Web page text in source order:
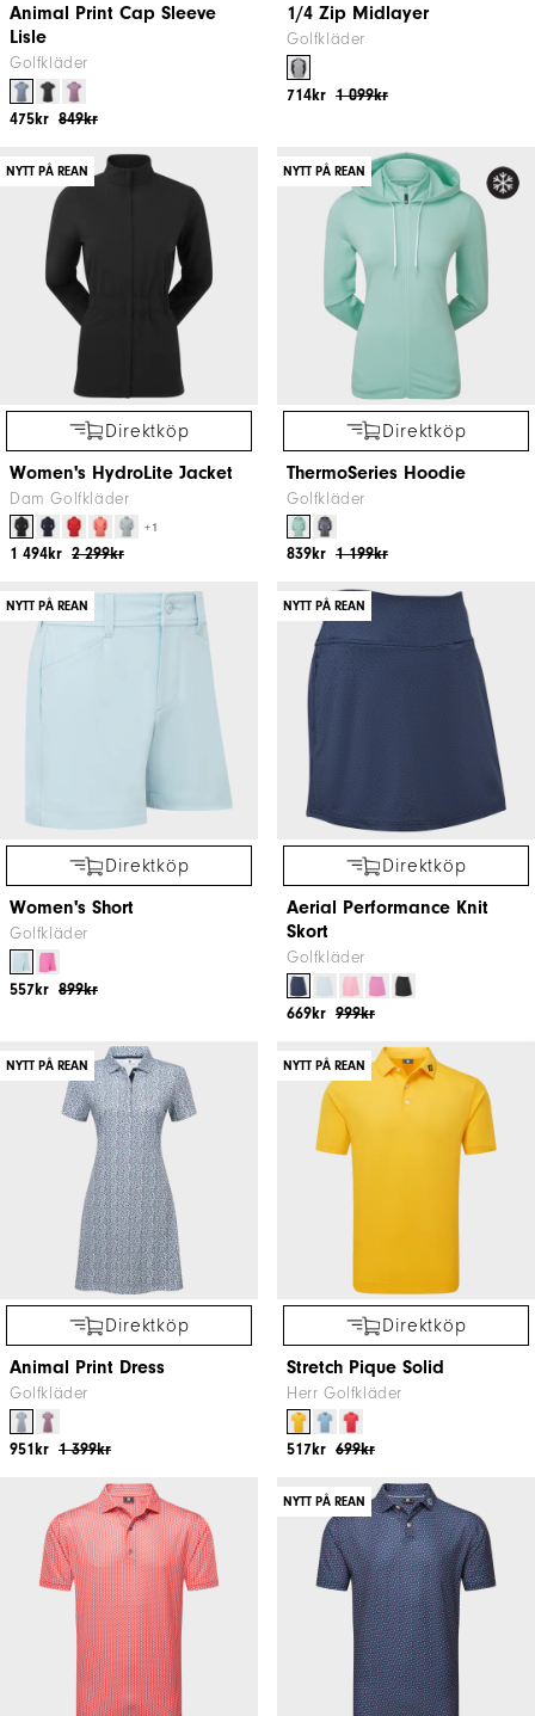
Animal Print Cap Sleeve
Lisle
Golfkläder
849kr
475kr
1/4 Zip Midlayer
Golfkläder
1 099kr
714kr
NYTT PÅ REAN
Direktköp
Women's HydroLite Jacket
Dam Golfkläder
+1
2 299kr
1 494kr
NYTT PÅ REAN
Direktköp
ThermoSeries Hoodie
Golfkläder
1 199kr
839kr
NYTT PÅ REAN
Direktköp
Women's Short
Golfkläder
899kr
557kr
NYTT PÅ REAN
Direktköp
Aerial Performance Knit
Skort
Golfkläder
999kr
669kr
NYTT PÅ REAN
Direktköp
Animal Print Dress
Golfkläder
1 399kr
951kr
NYTT PÅ REAN
Direktköp
Stretch Pique Solid
Herr Golfkläder
699kr
517kr
NYTT PÅ REAN